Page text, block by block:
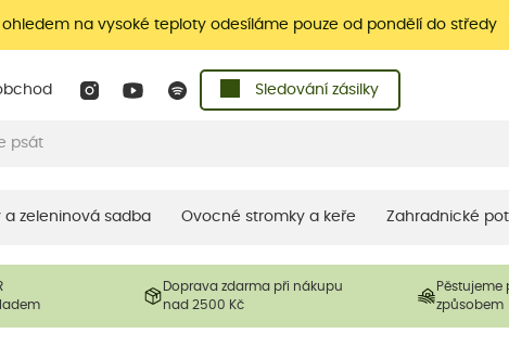
ohledem na vysoké teploty odesíláme pouze od pondělí do středy
Sledování zásilky
a zeleninová sadba Ovocné stromky a keře Zahradnické
Doprava zdarma při nákupu
nad 2500 Kč
Pěstujeme
způsobem